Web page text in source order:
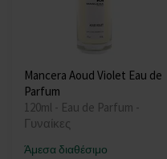
Mancera Aoud Violet Eau de
Parfum
120ml - Eau de Parfum -
Γυναίκες
Άμεσα διαθέσιμο